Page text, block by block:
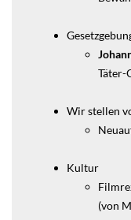
Täter-
Wir stellen
Kultur
(von